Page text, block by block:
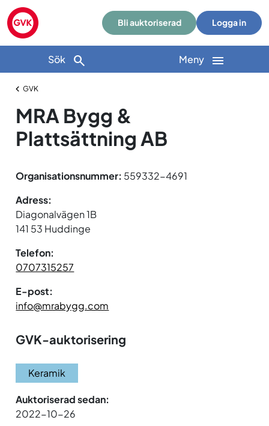
Bli auktoriserad Logga in
Sök Meny
GVK
MRA Bygg &
Plattsättning AB
Organisationsnummer: 559332-4691
Adress:
Diagonalvägen 1B
141 53 Huddinge
Telefon:
0707315257
E-post:
info@mrabygg.com
GVK-auktorisering
Keramik
Auktoriserad sedan:
2022-10-26